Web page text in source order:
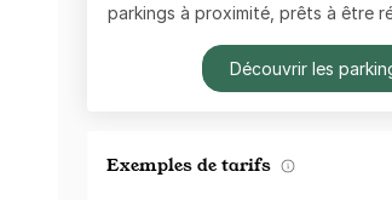
parkings à proximité, prêts à être
Découvrir les
Exemples de tarifs